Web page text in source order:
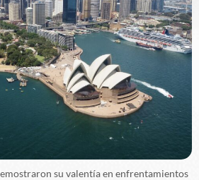
su valentía en enfrentamientos